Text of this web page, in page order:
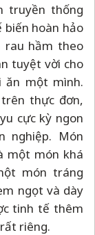
truyền thống
biến hoàn hảo
rau hầm theo
tuyệt vời cho
ăn một mình.
thực đơn,
cực kỳ ngon
nghiệp. Món
một món khá
món tráng
ngọt và dày
tinh tế thêm
riêng.